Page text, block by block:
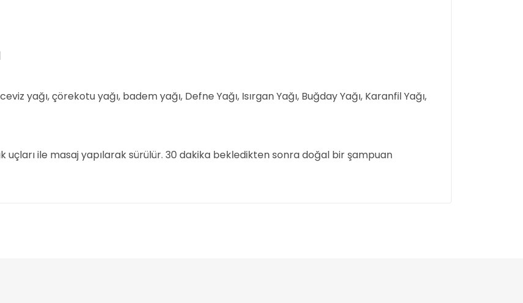
yağı, çörekotu yağı, badem yağı, Defne Yağı, Isırgan Yağı, Buğday Yağı, Karanfil Yağı,
ile masaj yapılarak sürülür. 30 dakika bekledikten sonra doğal bir şampuan
diğer konularda yetersiz gördüğünüz noktaları öneri formunu kullanarak tarafımıza iletebilirsiniz.